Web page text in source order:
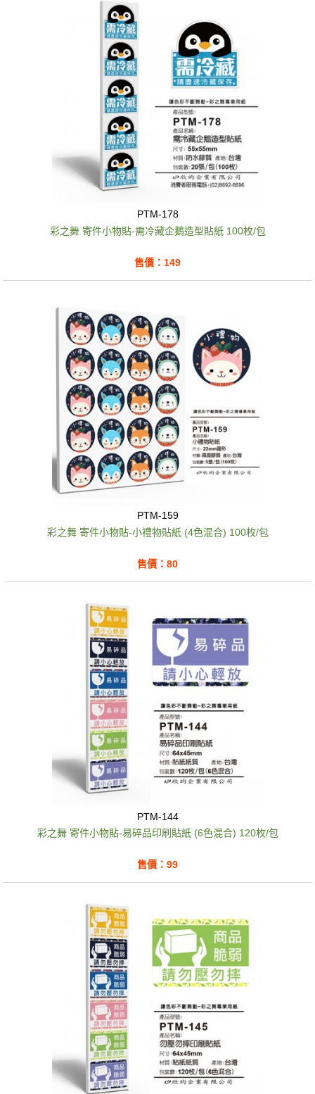
PTM-178
彩之舞 寄件小物貼-需冷藏企鵝造型貼紙 100枚/包
售價：149
PTM-159
彩之舞 寄件小物貼-小禮物貼紙 (4色混合) 100枚/包
售價：80
PTM-144
彩之舞 寄件小物貼-易碎品印刷貼紙 (6色混合) 120枚/包
售價：99